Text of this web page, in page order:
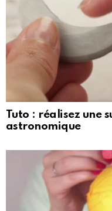
Tuto : réalisez une
astronomique